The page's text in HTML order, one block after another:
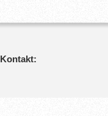
Kontakt: